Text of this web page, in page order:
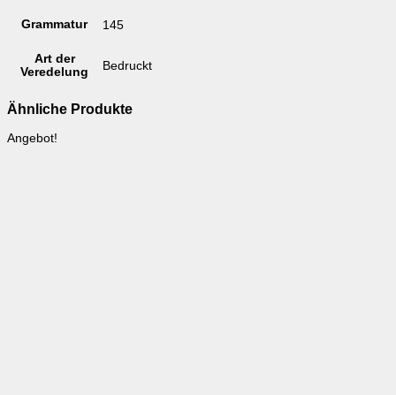
Grammatur 145
Art der
Veredelung
Bedruckt
Ähnliche Produkte
Angebot!